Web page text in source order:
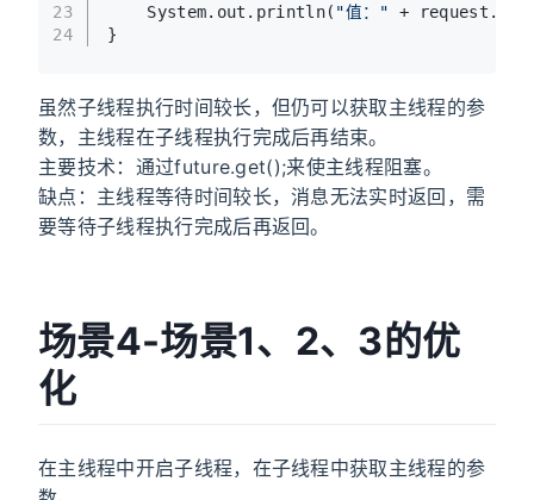
23
24
    System.out.println(
"值："
+
}
虽然子线程执行时间较长，但仍可以获取主线程的参
数，主线程在子线程执行完成后再结束。
主要技术：通过future.get();来使主线程阻塞。
缺点：主线程等待时间较长，消息无法实时返回，需
要等待子线程执行完成后再返回。
场景4-场景1、2、3的优
化
在主线程中开启子线程，在子线程中获取主线程的参